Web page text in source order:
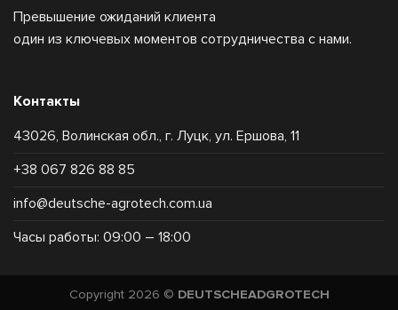
Превышение ожиданий клиента
один из ключевых моментов сотрудничества с нами.
Контакты
43026, Волинская обл., г. Луцк, ул. Ершова, 11
+38 067 826 88 85
info@deutsche-agrotech.com.ua
Часы работы: 09:00 – 18:00
Copyright 2026 © DEUTSCHEADGROTECH